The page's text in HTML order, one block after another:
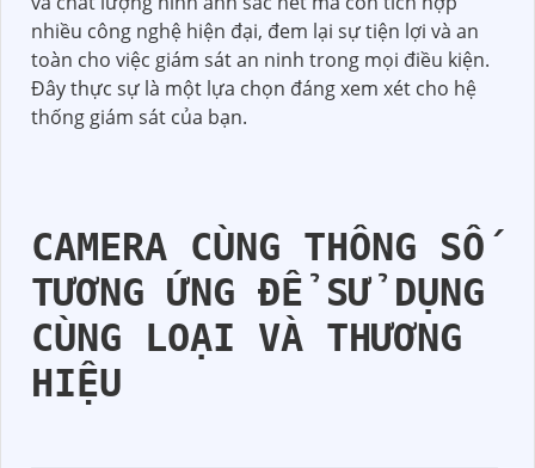
nhiều công nghệ hiện đại, đem lại sự tiện lợi và an
toàn cho việc giám sát an ninh trong mọi điều kiện.
Đây thực sự là một lựa chọn đáng xem xét cho hệ
thống giám sát của bạn.
CAMERA CÙNG THÔNG SỐ
TƯƠNG ỨNG ĐỂ SỬ DỤNG
CÙNG LOẠI VÀ THƯƠNG
HIỆU